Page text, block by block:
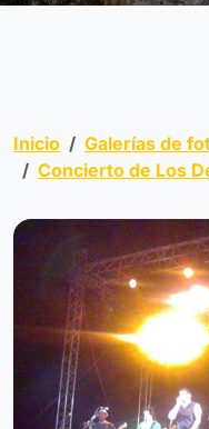
Inicio
Galerías de
Concierto de Los